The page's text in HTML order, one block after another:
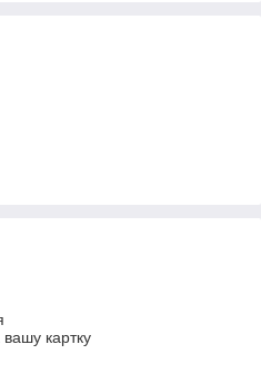
картку